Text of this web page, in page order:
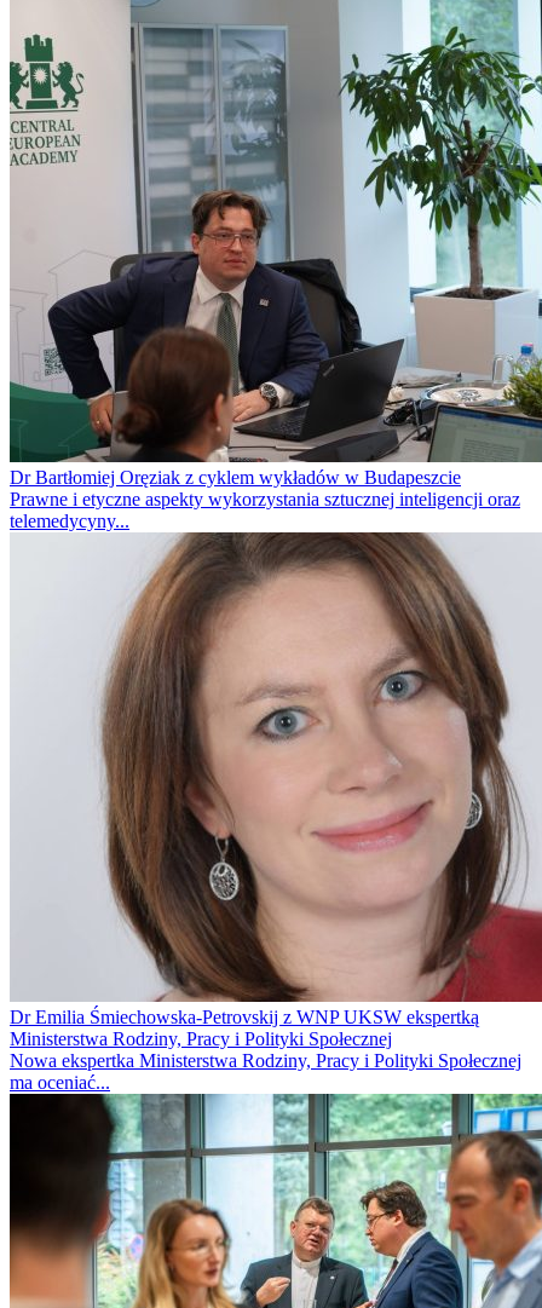
Dr Bartłomiej Oręziak z cyklem wykładów w Budapeszcie
Prawne i etyczne aspekty wykorzystania sztucznej inteligencji oraz
telemedycyny...
Dr Emilia Śmiechowska-Petrovskij z WNP UKSW ekspertką
Ministerstwa Rodziny, Pracy i Polityki Społecznej
Nowa ekspertka Ministerstwa Rodziny, Pracy i Polityki Społecznej
ma oceniać...